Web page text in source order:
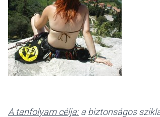
A tanfolyam célja:a biztonságos